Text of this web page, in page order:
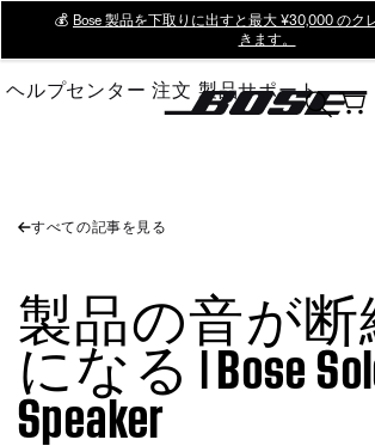
Main
💰 Bose 製品を下取りに出すと最大 ¥30,000 のク
きます。
ヘルプセンター 注文 製品サポート
すべての記事を見る
製品の音が断
になる | Bose
Speaker